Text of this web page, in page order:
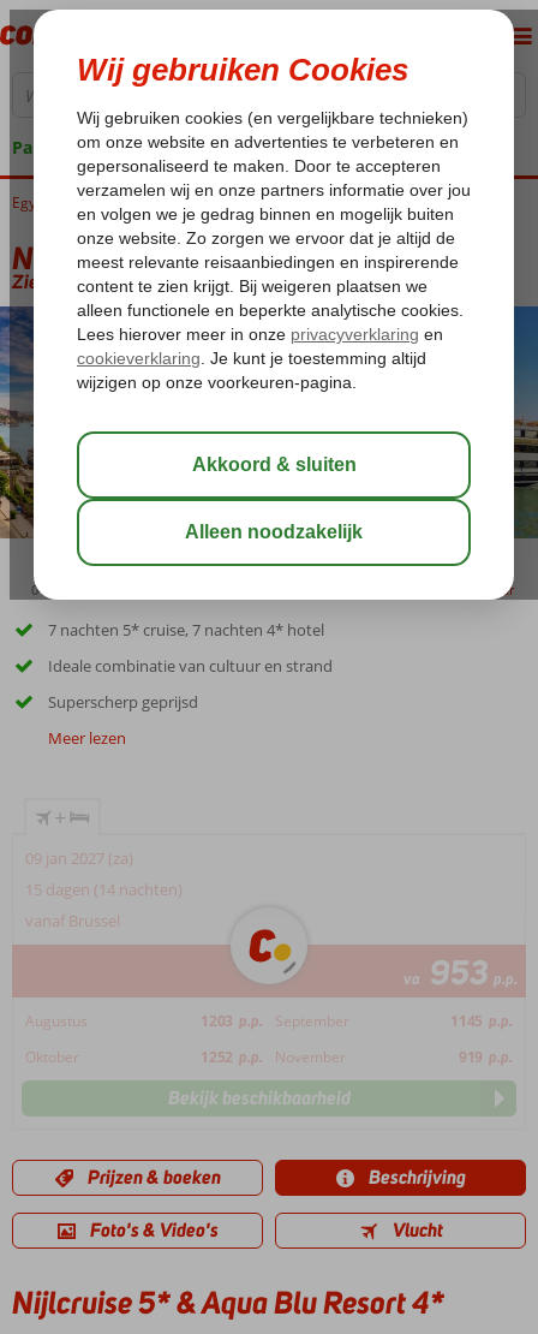
Pakketgarantie
Home
Egypte Luxor Nijlcruise Nijlcruise 5* & Aqua Blu Resort 4*
Nijlcruise 5* & Aqua Blu Resort 4*
Zie beschrijving
04:50 bewaar
7 nachten 5* cruise, 7 nachten 4* hotel
Ideale combinatie van cultuur en strand
Superscherp geprijsd
Meer lezen
+
09 jan 2027 (za)
15 dagen (14 nachten)
vanaf Brussel
va 953 p.p.
Augustus 1203 p.p. September 1145 p.p.
Oktober
1252 p.p. November 919 p.p.
Bekijk beschikbaarheid
Prijzen & boeken Beschrijving
Foto's & Video's Vlucht
Nijlcruise 5* & Aqua Blu Resort 4*